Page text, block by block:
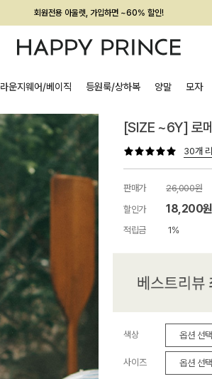
회원전용 아울렛, 가입하면 ~60% 할인!
멤버십 최대 28,000원 혜택
라운지웨어/베이직 등원룩/상하복 양말 모자
[SIZE ~6Y] 로
30개
판매가
26,000원
할인가
18,200원
적립금 1%
색상
사이즈